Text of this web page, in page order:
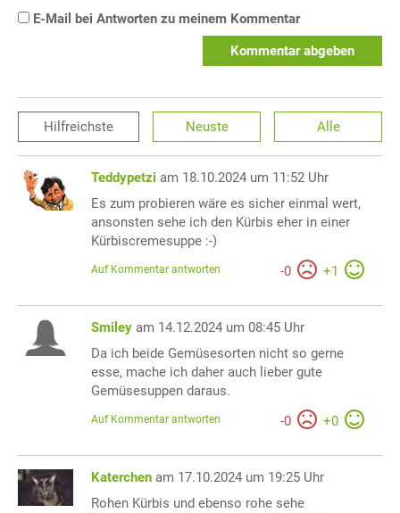
E-Mail bei Antworten zu meinem Kommentar
Kommentar abgeben
Hilfreichste Neuste Alle
Teddypetzi am 18.10.2024 um 11:52 Uhr
Es zum probieren wäre es sicher einmal wert,
ansonsten sehe ich den Kürbis eher in einer
Kürbiscremesuppe :-)
-0 +1
Auf Kommentar antworten
Smiley am 14.12.2024 um 08:45 Uhr
Da ich beide Gemüsesorten nicht so gerne
esse, mache ich daher auch lieber gute
Gemüsesuppen daraus.
-0 +0
Auf Kommentar antworten
Katerchen am 17.10.2024 um 19:25 Uhr
Rohen Kürbis und ebenso rohe sehe